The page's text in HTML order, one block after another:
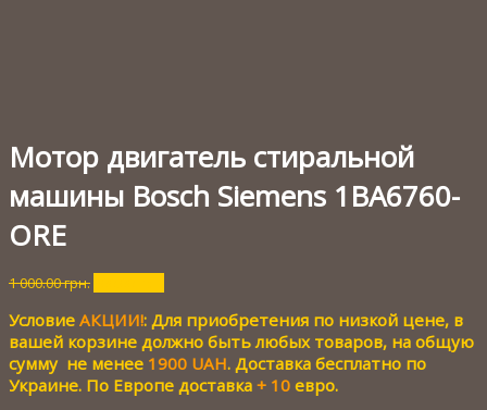
Мотор двигатель стиральной
машины Bosch Siemens 1BA6760-
ORE
1 000.00грн.
составляла
1
000.00 грн..
300.00 грн..
Условие АКЦИИ!: Для приобретения по низкой цене, в
вашей корзине должно быть любых товаров, на общую
сумму не менее 1900 UAH. Доставка бесплатно по
Украине. По Европе доставка + 10 евро.